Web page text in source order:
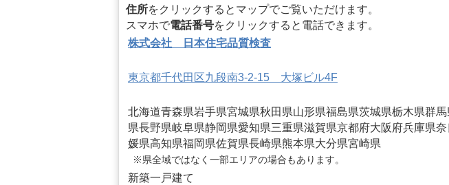
住所をクリックするとマップでご覧いただけます。
スマホで電話番号をクリックすると電話できます。
株式会社 日本住宅品質検査
東京都千代田区九段南3-2-15 大塚ビル4F
北海道青森県岩手県宮城県秋田県山形県福島県茨城県栃木県群馬
県長野県岐阜県静岡県愛知県三重県滋賀県京都府大阪府兵庫県奈
媛県高知県福岡県佐賀県長崎県熊本県大分県宮崎県
※県全域ではなく一部エリアの場合もあります。
新築一戸建て